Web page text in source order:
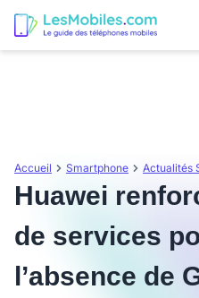
Accueil Smartphone Actualités
Huawei
de services
l’absence de